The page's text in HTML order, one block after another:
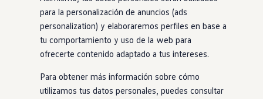
Plan Auto +
Etiquetas DGT
Simulador de autonomía, carga y ahorro
Carga y autonomía
Soluciones de carga
Tarifas de carga
Carga en casa
Modos de carga
La nueva versión de uno de nuestros modelos más
legendarios llega no solo con más espacio, sino también con
un diseño deportivo y un salto de calidad a nivel de confort.
Elige si prefieres un motor híbrido enchufable
hasta 133km de autonomíao uno híbridoligero (Mild
Hybrid-eTSI). Elijas el modelo que elijas, podrás disfrutar de
todas las ventajas de las etiquetas medioambientales 0 y
para la personalización de anuncios (ads
personalization) y elaboraremos perfiles en base a
tu comportamiento y uso de la web para
ofrecerte contenido adaptado a tus intereses.
Para obtener más información sobre cómo
utilizamos tus datos personales, puedes consultar